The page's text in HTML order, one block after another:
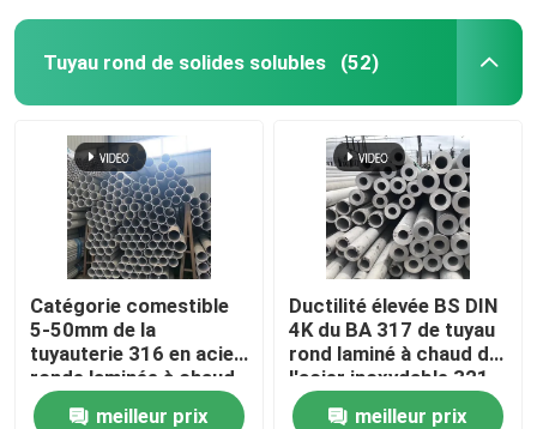
Tuyau rond de solides solubles (52)
Catégorie comestible
5-50mm de la
tuyauterie 316 en acier
ronde laminée à chaud
d'AISI DIN 314
meilleur prix
Ductilité élevée BS DIN
4K du BA 317 de tuyau
rond laminé à chaud de
l'acier inoxydable 321
meilleur prix